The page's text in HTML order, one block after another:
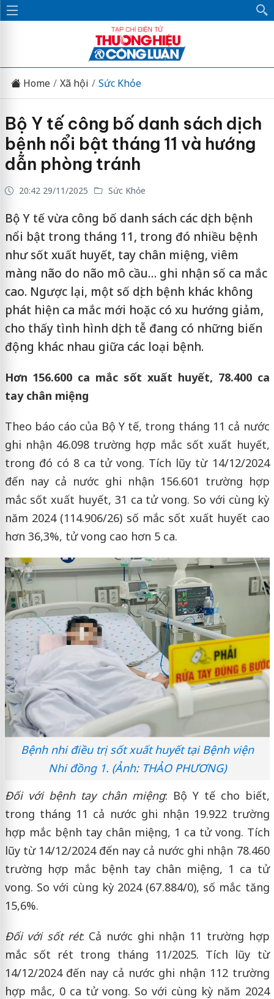
Home Xã hội Sức Khỏe
Bộ Y tế công bố danh sách dịch
bệnh nổi bật tháng 11 và hướng
dẫn phòng tránh
20:42 29/11/2025 Sức Khỏe
Bộ Y tế vừa công bố danh sách các dịch bệnh
nổi bật trong tháng 11, trong đó nhiều bệnh
như sốt xuất huyết, tay chân miệng, viêm
màng não do não mô cầu… ghi nhận số ca mắc
cao. Ngược lại, một số dịch bệnh khác không
phát hiện ca mắc mới hoặc có xu hướng giảm,
cho thấy tình hình dịch tễ đang có những biến
động khác nhau giữa các loại bệnh.
Hơn 156.600 ca mắc sốt xuất huyết, 78.400 ca
tay chân miệng
Theo báo cáo của Bộ Y tế, trong tháng 11 cả nước
ghi nhận 46.098 trường hợp mắc sốt xuất huyết,
trong đó có 8 ca tử vong. Tích lũy từ 14/12/2024
đến nay cả nước ghi nhận 156.601 trường hợp
mắc sốt xuất huyết, 31 ca tử vong. So với cùng kỳ
năm 2024 (114.906/26) số mắc sốt xuất huyết cao
hơn 36,3%, tử vong cao hơn 5 ca.
Bệnh nhi điều trị sốt xuất huyết tại Bệnh viện
Nhi đồng 1. (Ảnh: THẢO PHƯƠNG)
Đối với bệnh tay chân miệng: Bộ Y tế cho biết,
trong tháng 11 cả nước ghi nhận 19.922 trường
hợp mắc bệnh tay chân miệng, 1 ca tử vong. Tích
lũy từ 14/12/2024 đến nay cả nước ghi nhận 78.460
trường hợp mắc bệnh tay chân miệng, 1 ca tử
vong. So với cùng kỳ 2024 (67.884/0), số mắc tăng
15,6%.
Đối với sốt rét: Cả nước ghi nhận 11 trường hợp
mắc sốt rét trong tháng 11/2025. Tích lũy từ
14/12/2024 đến nay cả nước ghi nhận 112 trường
hợp mắc, 0 ca tử vong. So với cùng kỳ năm 2024